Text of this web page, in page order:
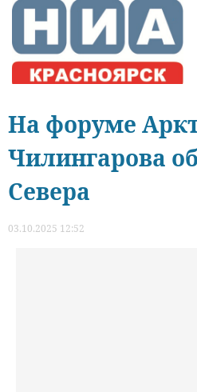
На форуме
Чилингарова
Севера
03.10.2025 12:52